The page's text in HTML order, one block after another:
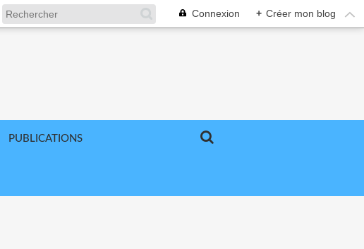
Connexion + Créer mon blog
PUBLICATIONS